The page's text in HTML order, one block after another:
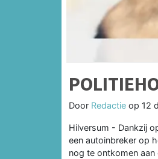
Door Redactie op 12
Hilversum - Dankzij
een autoinbreker op
nog te ontkomen